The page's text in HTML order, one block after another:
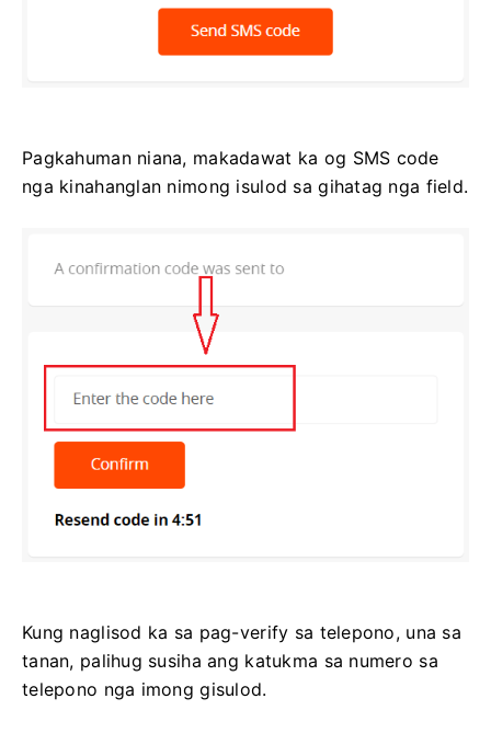
Pagkahuman niana, makadawat ka og SMS code
nga kinahanglan nimong isulod sa gihatag nga field.
Kung naglisod ka sa pag-verify sa telepono, una sa
tanan, palihug susiha ang katukma sa numero sa
telepono nga imong gisulod.